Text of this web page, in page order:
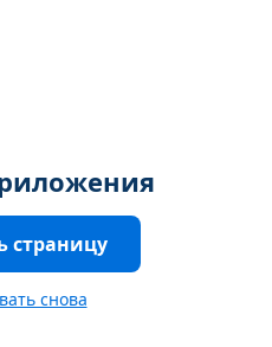
страницу
снова